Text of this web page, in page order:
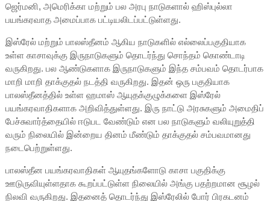
ஜெர்மனி, அமெரிக்கா மற்றும் பல அரபு நாடுகளால் ஹிஸ்புல்லா
பயங்கரவாத அமைப்பாக பட்டியலிடப்பட்டுள்ளது.
இஸ்ரேல் மற்றும் பாலஸ்தீனம் ஆகிய நாடுகளில் எல்லைப்பகுதியாக
உள்ள காசாவுக்கு இருநாடுகளும் தொடர்ந்து சொந்தம் கொண்டாடி
வருகிறது. பல ஆண்டுகளாக இருநாடுகளும் இந்த சம்பவம் தொடர்பாக
மாறி மாறி தாக்குதல் நடத்தி வருகிறது. இதன் ஒரு பகுதியாக
பாலஸ்தீனத்தில் உள்ள ஹமாஸ் ஆயுதக்குழுக்களை இஸ்ரேல்
பயங்கரவாதிகளாக அறிவித்துள்ளது. இரு நாட்டு அரசுகளும் அமைதிப்
பேச்சுவார்த்தையில் ஈடுபட வேண்டும் என பல நாடுகளும் வலியுறுத்தி
வரும் நிலையில் இன்றைய தினம் மீண்டும் தாக்குதல் சம்பவமானது
நடைபெற்றுள்ளது.
பாலஸ்தீன பயங்கரவாதிகள் ஆயுதங்களோடு காசா பகுதிக்கு
ஊடுருவியுள்ளதாக கூறப்பட்டுள்ள நிலையில் அங்கு பதற்றமான சூழல்
நிலவி வருகிறது. இதனைத் தொடர்ந்து இஸ்ரேலில் போர் பிரகடனம்